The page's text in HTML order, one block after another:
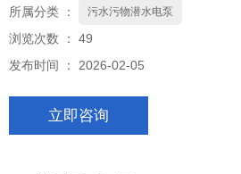
所属分类 ： 污水污物潜水电泵
浏览次数 ： 49
发布时间 ： 2026-02-05
立即咨询